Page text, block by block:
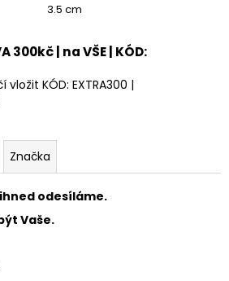
3.5 cm
300kč | na VŠE | KÓD:
KÓD: EXTRA300 |
Značka
odesíláme.
Vaše.